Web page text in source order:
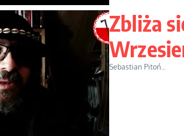
Zbliża
Sebastian Pitoń...